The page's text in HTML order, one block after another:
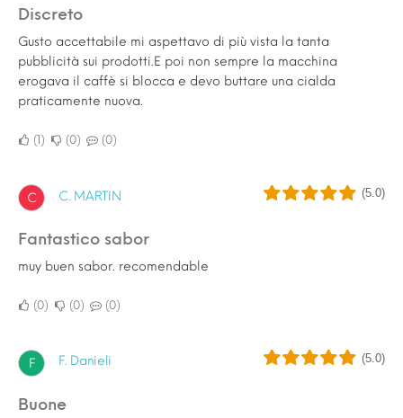
Discreto
Gusto accettabile mi aspettavo di più vista la tanta
pubblicità sui prodotti.E poi non sempre la macchina
erogava il caffè si blocca e devo buttare una cialda
praticamente nuova.
1 0 0
C C. MARTIN (5.0)
fantastico sabor
muy buen sabor. recomendable
0 0 0
F F. Danieli (5.0)
Buone